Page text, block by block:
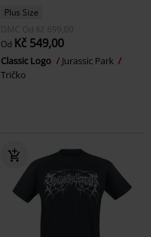
Plus Size
DMC Od Kč 699,00
Od Kč 549,00
Classic Logo
Jurassic Park
Tričko